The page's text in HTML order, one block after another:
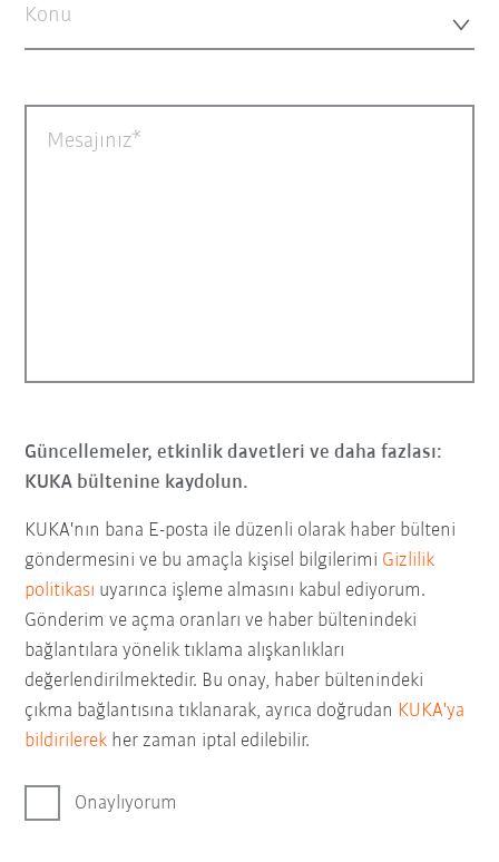
Konu
Mesajınız
Güncellemeler, etkinlik davetleri ve daha fazlası:
KUKA bültenine kaydolun.
KUKA'nın bana E-posta ile düzenli olarak haber bülteni
göndermesini ve bu amaçla kişisel bilgilerimi Gizlilik
politikası uyarınca işleme almasını kabul ediyorum.
Gönderim ve açma oranları ve haber bültenindeki
bağlantılara yönelik tıklama alışkanlıkları
değerlendirilmektedir. Bu onay, haber bültenindeki
çıkma bağlantısına tıklanarak, ayrıca doğrudan KUKA'ya
bildirilerek her zaman iptal edilebilir.
Onaylıyorum